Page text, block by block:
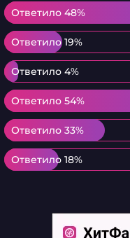
Ответило 48%
Ответило 48%
Ответило 19%
Ответило 19%
Ответило 4%
Ответило 4%
Ответило 54%
Ответило 54%
Ответило 33%
Ответило 33%
Ответило 18%
Ответило 18%